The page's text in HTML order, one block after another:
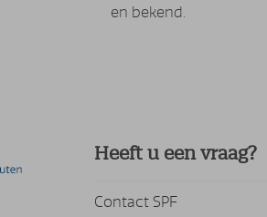
en bekend.
Heeft u een vraag?
Contact SPF